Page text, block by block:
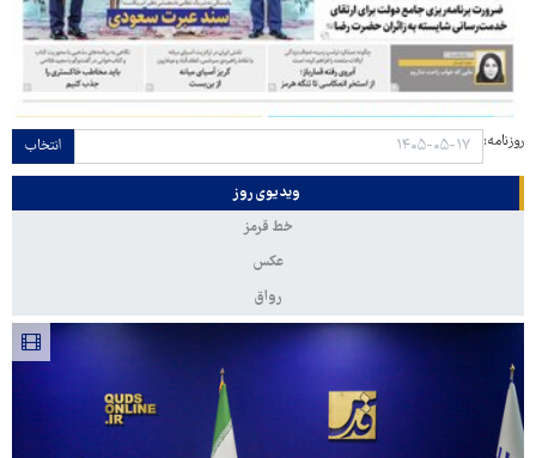
روزنامه: انتخاب
ویدیوی روز
خط قرمز
عکس
رواق